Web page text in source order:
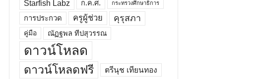
Starfish Labz
ก.ค.ศ. กระทรวงศึกษาธิการ
การประกวด ครูผู้ช่วย คุรุสภา
คู่มือ ณัฏฐพล ทีปสุวรรณ
ดาวน์โหลด
ดาวน์โหลดฟรี ตรีนุช เทียนทอง